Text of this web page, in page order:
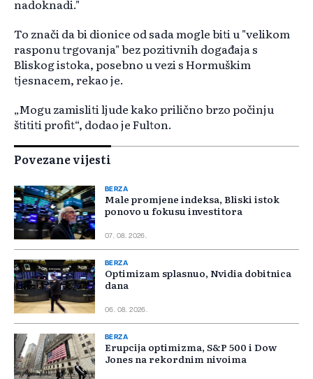
nadoknadi."
To znači da bi dionice od sada mogle biti u "velikom
rasponu trgovanja" bez pozitivnih događaja s
Bliskog istoka, posebno u vezi s Hormuškim
tjesnacem, rekao je.
„Mogu zamisliti ljude kako prilično brzo počinju
štititi profit“, dodao je Fulton.
Povezane vijesti
BERZA
Male promjene indeksa, Bliski istok
ponovo u fokusu investitora
07. 08. 2026.
BERZA
Optimizam splasnuo, Nvidia dobitnica
dana
06. 08. 2026.
BERZA
Erupcija optimizma, S&P 500 i Dow
Jones na rekordnim nivoima